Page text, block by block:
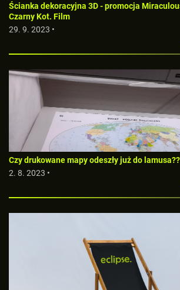
Ścianka dekoracyjna 3D - promocja
Czarny Kot. Film
29. 9. 2023 •
Czy drukowane mapy odeszły już do lamusa??
2. 8. 2023 •